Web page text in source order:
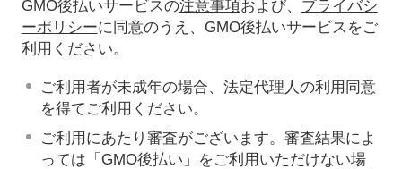
GMO後払いサービスの注意事項および、 プライバシ
ーポリシーに同意のうえ、GMO後払いサービスをご
利用ください。
ご利用者が未成年の場合、法定代理人の利用同意
を得てご利用ください。
ご利用にあたり審査がございます。審査結果によ
っては「GMO後払い」をご利用いただけない場